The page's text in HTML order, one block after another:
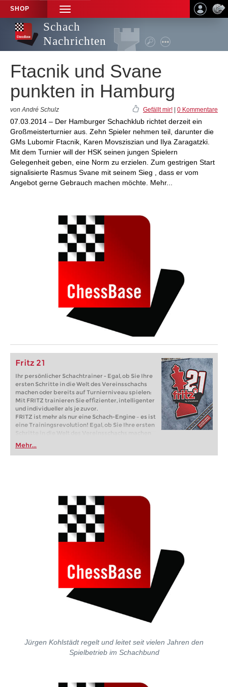
SHOP
TOGGLE
NAVIGATION
Schach
Nachrichten
Ftacnik und Svane
punkten in Hamburg
von André Schulz Gefällt mir! 0 Kommentare
07.03.2014 – Der Hamburger Schachklub richtet derzeit ein
Großmeisterturnier aus. Zehn Spieler nehmen teil, darunter die
GMs Lubomir Ftacnik, Karen Movsziszian und Ilya Zaragatzki.
Mit dem Turnier will der HSK seinen jungen Spielern
Gelegenheit geben, eine Norm zu erzielen. Zum gestrigen Start
signalisierte Rasmus Svane mit seinem Sieg , dass er vom
Angebot gerne Gebrauch machen möchte. Mehr...
Fritz 21
Ihr persönlicher Schachtrainer - Egal, ob Sie Ihre
ersten Schritte in die Welt des Vereinsschachs
machen oder bereits auf Turnierniveau spielen:
Mit FRITZ trainieren Sie effizienter, intelligenter
und individueller als je zuvor.
FRITZ ist mehr als nur eine Schach-Engine – es ist
eine Trainingsrevolution! Egal, ob Sie Ihre ersten
Schritte in die Welt des Vereinsschachs machen
oder bereits auf Turnierniveau spielen: Mit
FRITZ trainieren Sie effizienter, intelligenter und
individueller als je zuvor.
Mehr...
Jürgen Kohlstädt regelt und leitet seit vielen Jahren den
Spielbetrieb im Schachbund